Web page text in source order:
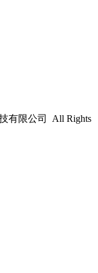
有限公司 All Rights